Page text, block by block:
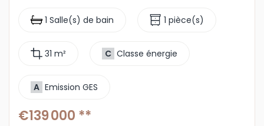
1 Salle(s) de bain 1 pièce(s)
31 m² C Classe énergie
A Emission GES
€139 000 **